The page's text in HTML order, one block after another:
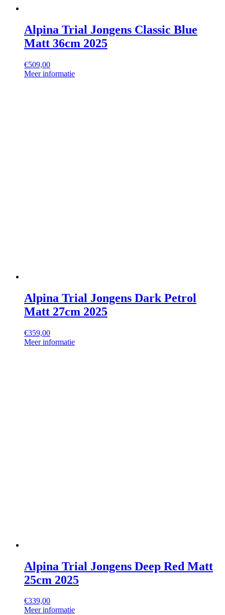
Alpina Trial Jongens Classic Blue
Matt 36cm 2025
€509,00
Meer informatie
Alpina Trial Jongens Dark Petrol
Matt 27cm 2025
€359,00
Meer informatie
Alpina Trial Jongens Deep Red Matt
25cm 2025
€339,00
Meer informatie